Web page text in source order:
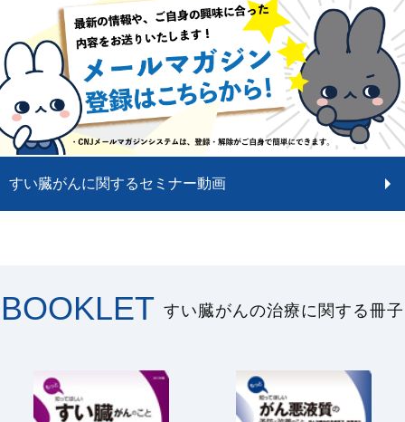
すい臓がんに関するセミナー動画
BOOKLET すい臓がんの治療に関する冊子